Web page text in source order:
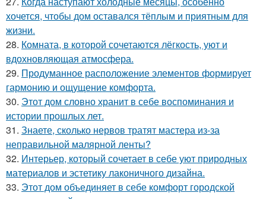
хочется, чтобы дом оставался тёплым и приятным для
жизни.
28. Комната, в которой сочетаются лёгкость, уют и
вдохновляющая атмосфера.
29. Продуманное расположение элементов формирует
гармонию и ощущение комфорта.
30. Этот дом словно хранит в себе воспоминания и
истории прошлых лет.
31. Знаете, сколько нервов тратят мастера из-за
неправильной малярной ленты?
32. Интерьер, который сочетает в себе уют природных
материалов и эстетику лаконичного дизайна.
33. Этот дом объединяет в себе комфорт городской